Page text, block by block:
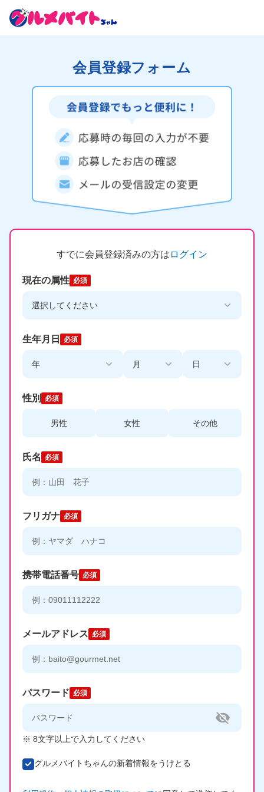
会員登録フォーム
すでに会員登録済みの方は ログイン
現在の属性 必須
生年月日 必須
性別 必須
男性 女性 その他
氏名 必須
フリガナ 必須
携帯電話番号 必須
メールアドレス 必須
パスワード 必須
※ 8文字以上で入力してください
グルメバイトちゃんの新着情報をうけとる